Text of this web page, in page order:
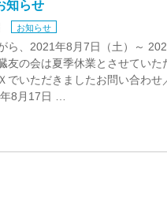
知らせ
お知らせ
ら、2021年8月7日（土）～
友の会は夏季休業とさせてい
でいただきましたお問い合わせ
8月17日 …